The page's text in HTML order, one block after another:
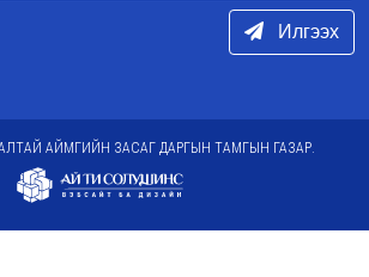
Илгээх
АЙМГИЙН ЗАСАГ ДАРГЫН ТАМГЫН ГАЗАР.